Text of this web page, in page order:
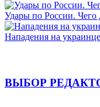
Удары по России. Чего
Нападения на
ВЫБОР